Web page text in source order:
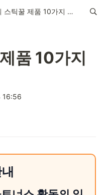
최고의 스틱꿀 제품 10가지 추천!
품 10가지
16:56